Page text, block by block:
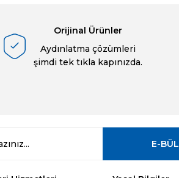
Orijinal Ürünler
Aydınlatma çözümleri
şimdi tek tıkla kapınızda.
E-